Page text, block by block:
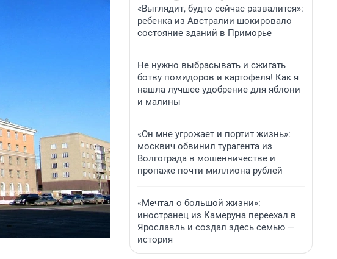
«Выглядит, будто сейчас развалится»:
ребенка из Австралии шокировало
состояние зданий в Приморье
Не нужно выбрасывать и сжигать
ботву помидоров и картофеля! Как я
нашла лучшее удобрение для яблони
и малины
«Он мне угрожает и портит жизнь»:
москвич обвинил турагента из
Волгограда в мошенничестве и
пропаже почти миллиона рублей
«Мечтал о большой жизни»:
иностранец из Камеруна переехал в
Ярославль и создал здесь семью —
история